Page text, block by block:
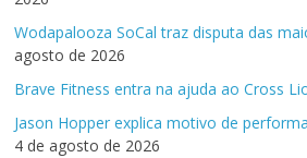
Wodapalooza SoCal traz disputa das
agosto de 2026
Brave Fitness entra na ajuda ao Cross
Jason Hopper explica motivo de
4 de agosto de 2026